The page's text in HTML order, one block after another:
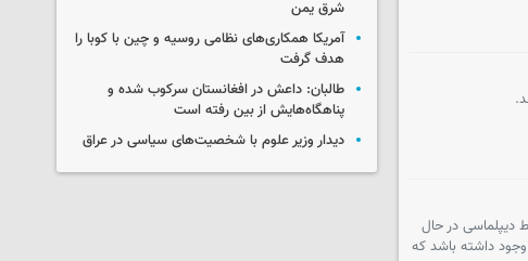
دیپلماسی در حال
داشته باشد که
شرق یمن
آمریکا همکاری‌های نظامی روسیه و چین با کوبا را
هدف گرفت
طالبان: داعش در افغانستان سرکوب شده و
پناهگاه‌هایش از بین رفته است
دیدار وزیر علوم با شخصیت‌های سیاسی در عراق